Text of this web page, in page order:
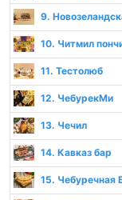
9.
10. Читмил
11. Тестолюб
12. ЧебурекМи
13. Чечил
14. Кавказ бар
15. Чебуречная